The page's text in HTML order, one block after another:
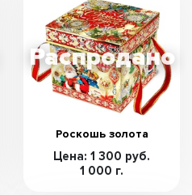
Роскошь золота
Цена: 1 300 руб.
1 000 г.